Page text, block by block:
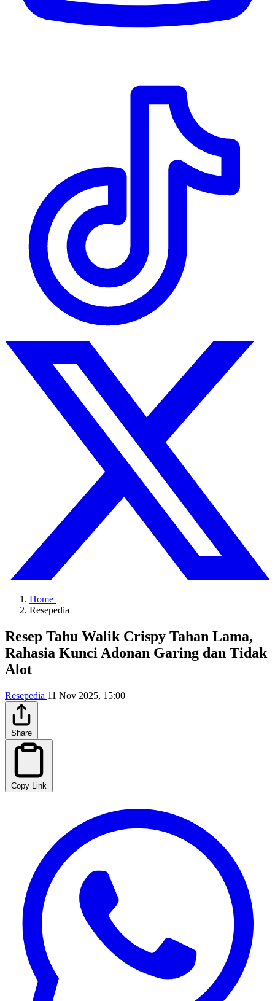
Home
Resepedia
Resep Tahu Walik Crispy Tahan Lama,
Rahasia Kunci Adonan Garing dan Tidak
Alot
Resepedia 11 Nov 2025, 15:00
Share
Copy Link